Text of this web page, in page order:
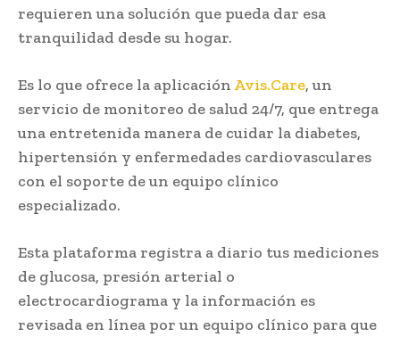
requieren una solución que pueda dar esa
tranquilidad desde su hogar.
Es lo que ofrece la aplicación Avis.Care, un
servicio de monitoreo de salud 24/7, que entrega
una entretenida manera de cuidar la diabetes,
hipertensión y enfermedades cardiovasculares
con el soporte de un equipo clínico
especializado.
Esta plataforma registra a diario tus mediciones
de glucosa, presión arterial o
electrocardiograma y la información es
revisada en línea por un equipo clínico para que